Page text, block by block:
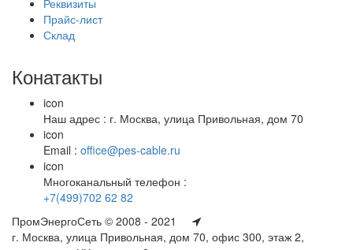
Реквизиты
Прайс-лист
Склад
Конатакты
icon
Наш адрес : г. Москва, улица Привольная, дом 70
icon
Email : office@pes-cable.ru
icon
Многоканальный телефон :
+7(499)702 62 82
ПромЭнергоСеть © 2008 - 2021
г. Москва, улица Привольная, дом 70, офис 300, этаж 2,